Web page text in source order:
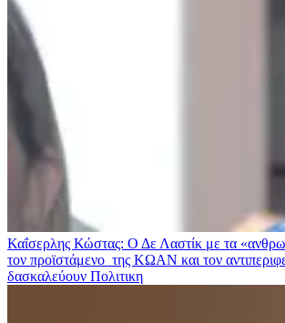
Καΐσερλης Κώστας: Ο Δε Λαστίκ με τα
τον προϊστάμενο της ΚΩΑΝ και τον
δασκαλεύουν Πολιτικη